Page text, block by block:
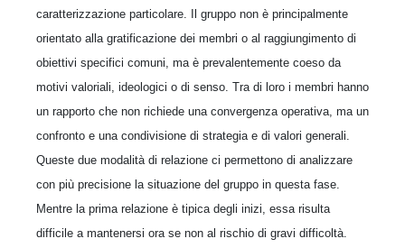
caratterizzazione particolare. Il gruppo non è principalmente
orientato alla gratificazione dei membri o al raggiungimento di
obiettivi specifici comuni, ma è prevalentemente coeso da
motivi valoriali, ideologici o di senso. Tra di loro i membri hanno
un rapporto che non richiede una convergenza operativa, ma un
confronto e una condivisione di strategia e di valori generali.
Queste due modalità di relazione ci permettono di analizzare
con più precisione la situazione del gruppo in questa fase.
Mentre la prima relazione è tipica degli inizi, essa risulta
difficile a mantenersi ora se non al rischio di gravi difficoltà.